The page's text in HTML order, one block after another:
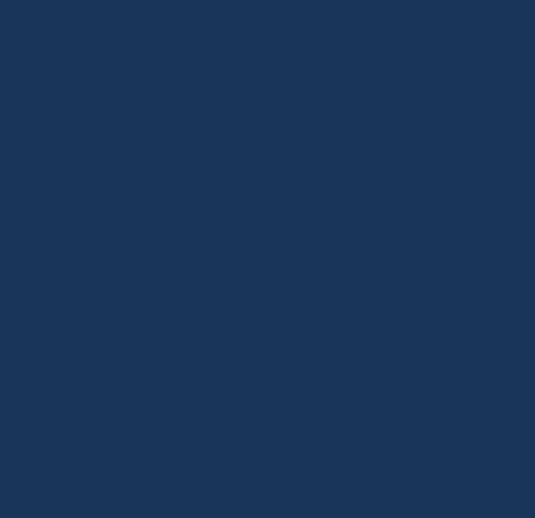
W związku z wyczerpaniem się środków fundacji,